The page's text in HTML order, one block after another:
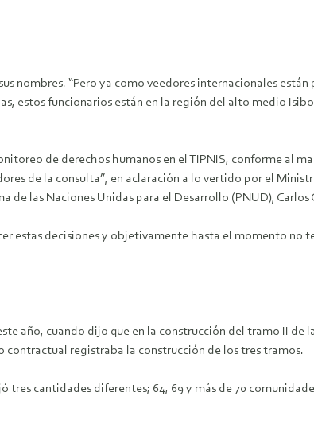
nombres. “Pero ya como veedores internacionales
estos funcionarios están en la región del alto medio
de derechos humanos en el TIPNIS, conforme al
de la consulta”, en aclaración a lo vertido por el
las Naciones Unidas para el Desarrollo (PNUD), Carlos
estas decisiones y objetivamente hasta el momento no
año, cuando dijo que en la construcción del tramo II de
contractual registraba la construcción de los tres tramos.
cantidades diferentes; 64, 69 y más de 70